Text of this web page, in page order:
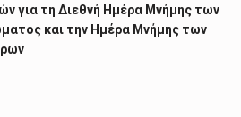
για τη Διεθνή Ημέρα Μνήμης των
και την Ημέρα Μνήμης των